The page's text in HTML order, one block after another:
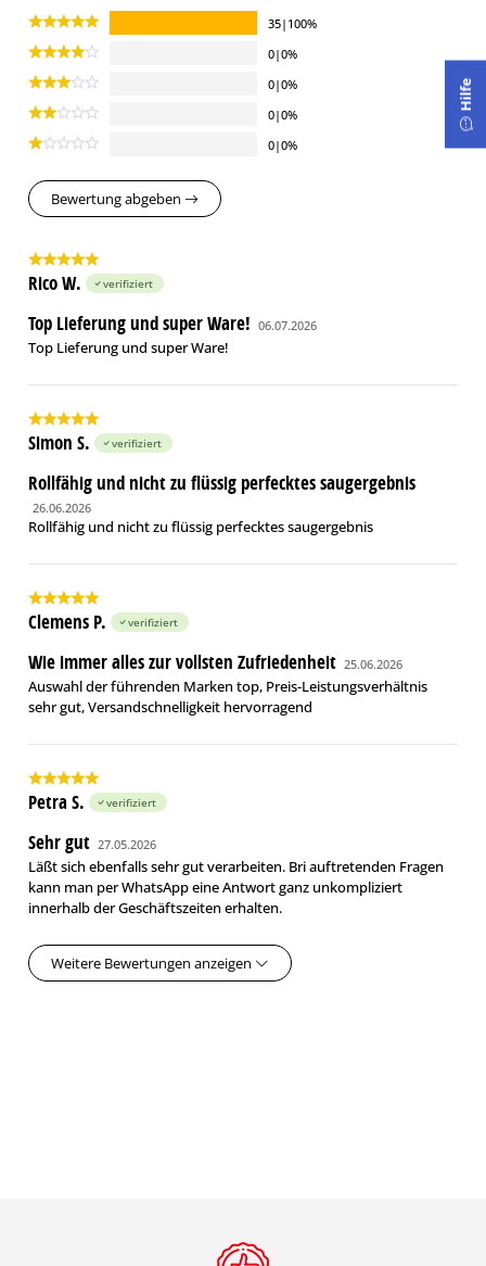
35|100%
0|0%
0|0%
0|0%
0|0%
Bewertung abgeben
Rico W. verifiziert
Top Lieferung und super Ware! 06.07.2026
Top Lieferung und super Ware!
Simon S. verifiziert
Rollfähig und nicht zu flüssig perfecktes saugergebnis
26.06.2026
Rollfähig und nicht zu flüssig perfecktes saugergebnis
Clemens P. verifiziert
Wie immer alles zur vollsten Zufriedenheit 25.06.2026
Auswahl der führenden Marken top, Preis-Leistungsverhältnis
sehr gut, Versandschnelligkeit hervorragend
Petra S. verifiziert
Sehr gut 27.05.2026
Läßt sich ebenfalls sehr gut verarbeiten. Bri auftretenden Fragen
kann man per WhatsApp eine Antwort ganz unkompliziert
innerhalb der Geschäftszeiten erhalten.
Weitere Bewertungen anzeigen
Hilfe